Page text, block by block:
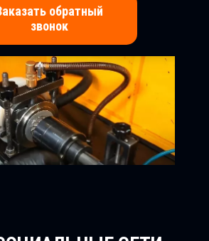
обратный
звонок